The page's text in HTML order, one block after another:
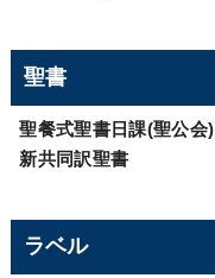
聖書
聖餐式聖書日課(聖公会)
新共同訳聖書
ラベル